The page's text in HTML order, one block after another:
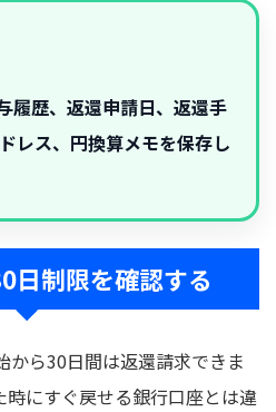
履歴、返還申請日、返還手
レス、円換算メモを保存し
日制限を確認する
ら30日間は返還請求できま
にすぐ戻せる銀行口座とは違